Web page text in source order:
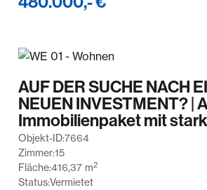
AUF DER SUCHE NACH
NEUEN INVESTMENT? |
Immobilienpaket mit
Objekt-ID:7664
Zimmer:15
Fläche:416,37 m2
Status:Vermietet